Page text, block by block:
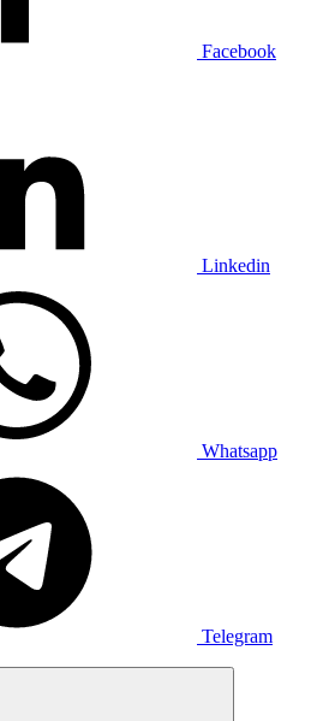
Facebook
Linkedin
Whatsapp
Telegram